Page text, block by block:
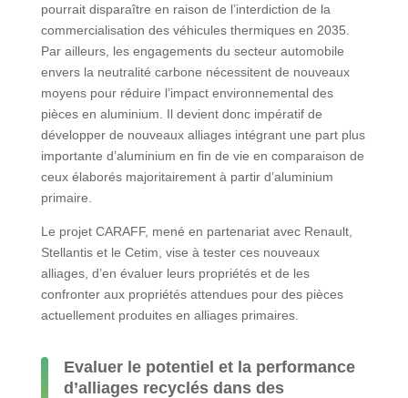
pourrait disparaître en raison de l’interdiction de la
commercialisation des véhicules thermiques en 2035.
Par ailleurs, les engagements du secteur automobile
envers la neutralité carbone nécessitent de nouveaux
moyens pour réduire l’impact environnemental des
pièces en aluminium. Il devient donc impératif de
développer de nouveaux alliages intégrant une part plus
importante d’aluminium en fin de vie en comparaison de
ceux élaborés majoritairement à partir d’aluminium
primaire.
Le projet CARAFF, mené en partenariat avec Renault,
Stellantis et le Cetim, vise à tester ces nouveaux
alliages, d’en évaluer leurs propriétés et de les
confronter aux propriétés attendues pour des pièces
actuellement produites en alliages primaires.
Evaluer le potentiel et la performance
d’alliages recyclés dans des